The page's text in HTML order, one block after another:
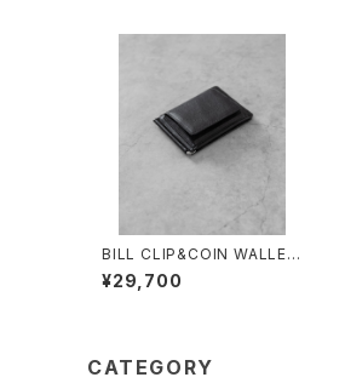
BILL CLIP&COIN WALLE
T/3502/ビルクリップ&コイン
ウォレット
¥29,700
CATEGORY